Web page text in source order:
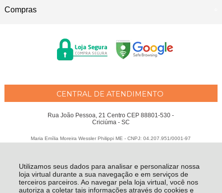
Utilizamos seus dados para analisar e personalizar nossa
loja virtual durante a sua navegação e em serviços de
terceiros parceiros. Ao navegar pela loja virtual, você nos
autoriza a coletar tais informações através do cookies e
Compras
CENTRAL DE ATENDIMENTO
Rua João Pessoa, 21 Centro CEP 88801-530 -
Criciúma - SC
Maria Emília Moreira Wessler Philippi ME - CNPJ: 04.207.951/0001-97